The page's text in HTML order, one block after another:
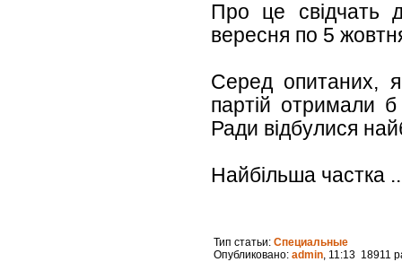
Про це свідчать
вересня по 5
Серед опитаних,
партій отримали
Ради відбулися
Найбільша частка
Тип статьи: Специальные
Опубликовано: admin, 11:13 18911